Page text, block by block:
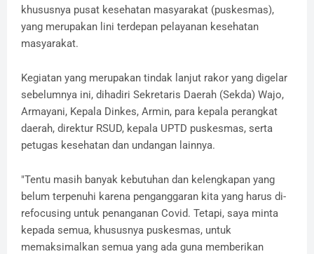
khususnya pusat kesehatan masyarakat (puskesmas),
yang merupakan lini terdepan pelayanan kesehatan
masyarakat.
Kegiatan yang merupakan tindak lanjut rakor yang digelar
sebelumnya ini, dihadiri Sekretaris Daerah (Sekda) Wajo,
Armayani, Kepala Dinkes, Armin, para kepala perangkat
daerah, direktur RSUD, kepala UPTD puskesmas, serta
petugas kesehatan dan undangan lainnya.
"Tentu masih banyak kebutuhan dan kelengkapan yang
belum terpenuhi karena penganggaran kita yang harus di-
refocusing untuk penanganan Covid. Tetapi, saya minta
kepada semua, khususnya puskesmas, untuk
memaksimalkan semua yang ada guna memberikan